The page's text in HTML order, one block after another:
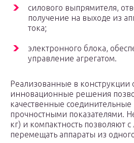
силового выпрямителя,
получение на выходе из
тока;
электронного блока,
управление агрегатом.
Реализованные в конструкции
инновационные решения
качественные
прочностными показателями.
кг) и компактность позволяют с
перемещать аппараты из